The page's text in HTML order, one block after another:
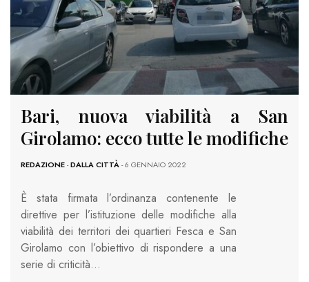
Bari, nuova viabilità a San
Girolamo: ecco tutte le modifiche
REDAZIONE-DALLA CITTÀ- 6 GENNAIO 2022
È stata firmata l’ordinanza contenente le
direttive per l’istituzione delle modifiche alla
viabilità dei territori dei quartieri Fesca e San
Girolamo con l’obiettivo di rispondere a una
serie di criticità…